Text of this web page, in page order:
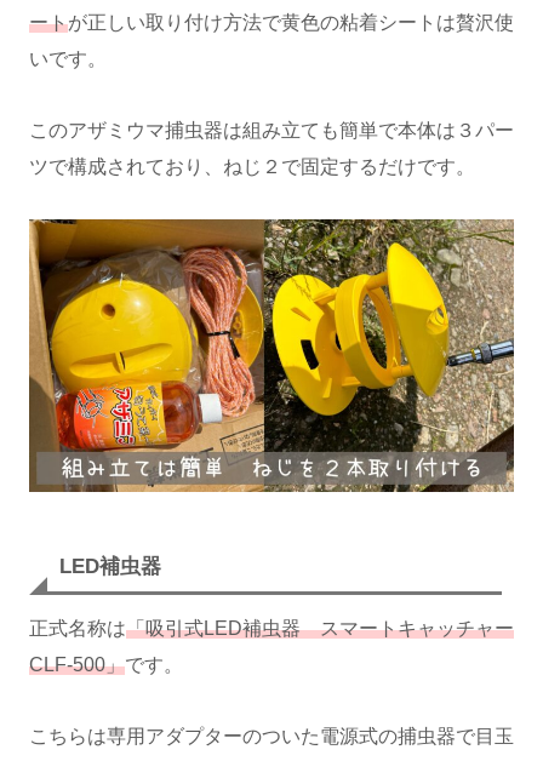
ートが正しい取り付け方法で黄色の粘着シートは贅沢使
いです。
このアザミウマ捕虫器は組み立ても簡単で本体は３パー
ツで構成されており、ねじ２で固定するだけです。
LED補虫器
正式名称は「吸引式LED補虫器 スマートキャッチャー
CLF-500」です。
こちらは専用アダプターのついた電源式の捕虫器で目玉